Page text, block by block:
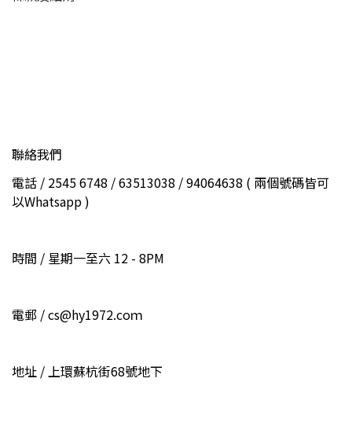
聯絡我們
電話 / 2545 6748 / 63513038 / 94064638 ( 兩個號碼皆可
以Whatsapp )
時間 / 星期一至六 12 - 8PM
電郵 / cs@hy1972.coｍ
地址 / 上環蘇杭街68號地下